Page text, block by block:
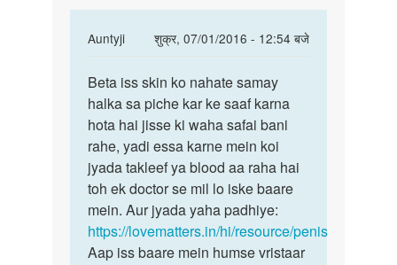
Auntyji
शुक्र, 07/01/2016 - 12:54 बजे
In
to
aunty
ji
plz
ans
me
meri
age
by
Beta
iss
skin
ko
nahate
samay
Beta iss skin ko nahate samay
halka sa piche kar ke saaf karna
hota hai jisse ki waha safai bani
rahe, yadi essa karne mein koi
jyada takleef ya blood aa raha hai
toh ek doctor se mil lo iske baare
mein. Aur jyada yaha padhiye:
https://lovematters.in/hi/resource/penis
Aap iss baare mein humse vristaar